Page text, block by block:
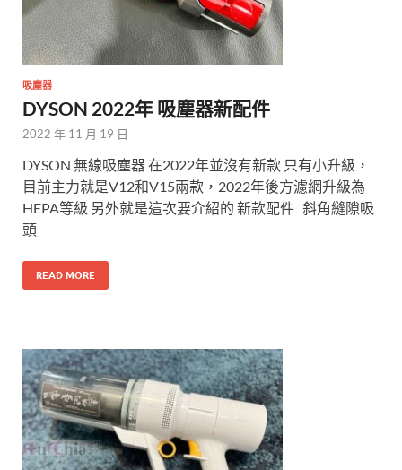
吸塵器
DYSON 2022年 吸塵器新配件
2022 年 11 月 19 日
DYSON 無線吸塵器 在2022年並沒有新款 只有小升級，
目前主力就是V12和V15兩款，2022年後方濾網升級為
HEPA等級 另外就是這次要介紹的 新款配件 斜角縫隙吸
頭
READ MORE